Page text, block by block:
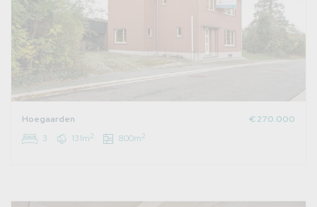
Hoegaarden
€ 270.000
3
131m2 800m2